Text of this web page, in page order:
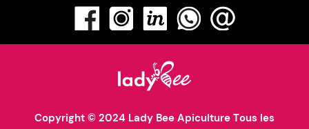
Copyright © 2024 Lady Bee Apiculture Tous les